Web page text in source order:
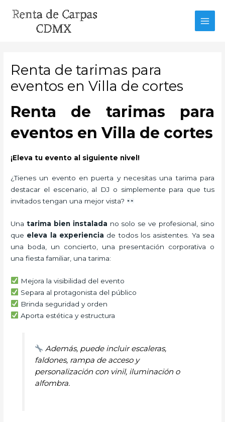
Renta de tarimas para
eventos en Villa de cortes
Renta de tarimas para
eventos en Villa de cortes
¡Eleva tu evento al siguiente nivel!
¿Tienes un evento en puerta y necesitas una tarima para
destacar el escenario, al DJ o simplemente para que tus
invitados tengan una mejor vista?
Una tarima bien instalada no solo se ve profesional, sino
que eleva la experiencia de todos los asistentes. Ya sea
una boda, un concierto, una presentación corporativa o
una fiesta familiar, una tarima:
Mejora la visibilidad del evento
Separa al protagonista del público
Brinda seguridad y orden
Aporta estética y estructura
Además, puede incluir escaleras,
faldones, rampa de acceso y
personalización con vinil, iluminación o
alfombra.